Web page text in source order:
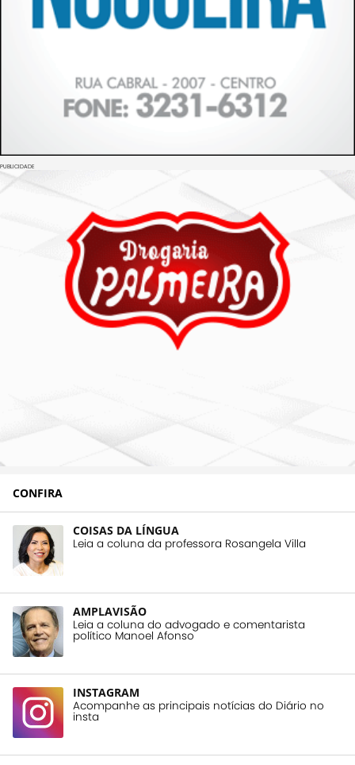
PUBLICIDADE
CONFIRA
COISAS DA LÍNGUA
Leia a coluna da professora Rosangela Villa
AMPLAVISÃO
Leia a coluna do advogado e comentarista
político Manoel Afonso
INSTAGRAM
Acompanhe as principais notícias do Diário no
insta